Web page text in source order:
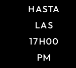
HASTA
LAS
17H00
PM